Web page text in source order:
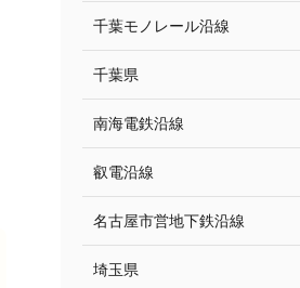
千葉モノレール沿線
千葉県
南海電鉄沿線
叡電沿線
名古屋市営地下鉄沿線
埼玉県